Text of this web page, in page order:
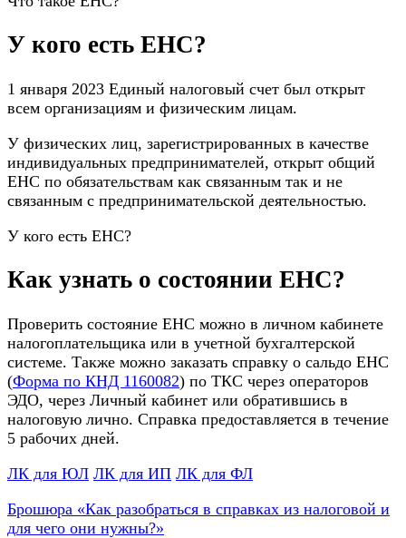
У кого есть ЕНС?
1 января 2023 Единый налоговый счет был открыт
всем организациям и физическим лицам.
У физических лиц, зарегистрированных в качестве
индивидуальных предпринимателей, открыт общий
ЕНС по обязательствам как связанным так и не
связанным с предпринимательской деятельностью.
У кого есть ЕНС?
Как узнать о состоянии ЕНС?
Проверить состояние ЕНС можно в личном кабинете
налогоплательщика или в учетной бухгалтерской
системе. Также можно заказать справку о сальдо ЕНС
(Форма по КНД 1160082) по ТКС через операторов
ЭДО, через Личный кабинет или обратившись в
налоговую лично. Справка предоставляется в течение
5 рабочих дней.
ЛК для ЮЛ ЛК для ИП ЛК для ФЛ
Брошюра «Как разобраться в справках из налоговой и
для чего они нужны?»